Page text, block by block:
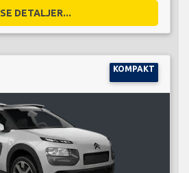
SE DETALJER...
KOMPAKT